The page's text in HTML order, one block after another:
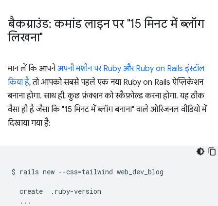
बैकग्राउंड: कमांड लाइन पर "15 मिनट में ब्लॉग
लिखना"
मान लें कि आपनेअपनी मशीन पर Ruby और Ruby on Rails इंस्टॉल
किया है, तो आपको सबसे पहले एक नया Ruby on Rails ऐप्लिकेशन
बनाना होगा. साथ ही, कुछ फ़ंक्शन को स्कैफ़ोल्ड करना होगा. यह ठीक
वैसा ही है जैसा कि "15 मिनट में ब्लॉग बनाना" वाले ओरिजनल वीडियो में
दिखाया गया है:
$ rails new --css=tailwind web_dev_blog
create
...